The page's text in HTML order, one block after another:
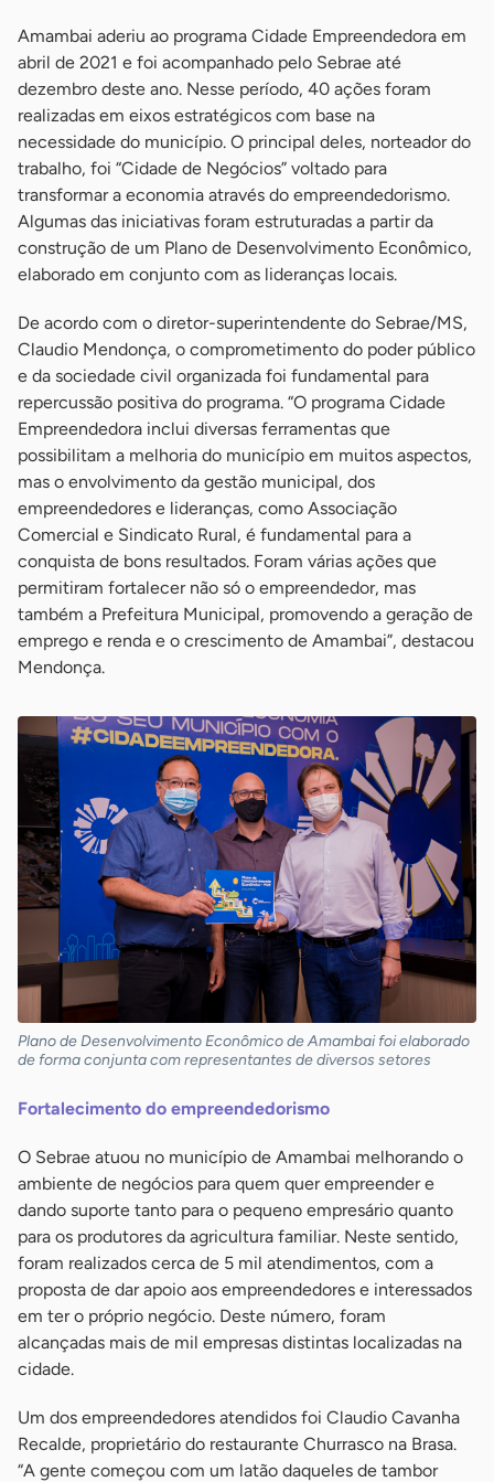
Amambai aderiu ao programa Cidade Empreendedora em
abril de 2021 e foi acompanhado pelo Sebrae até
dezembro deste ano. Nesse período, 40 ações foram
realizadas em eixos estratégicos com base na
necessidade do município. O principal deles, norteador do
trabalho, foi “Cidade de Negócios” voltado para
transformar a economia através do empreendedorismo.
Algumas das iniciativas foram estruturadas a partir da
construção de um Plano de Desenvolvimento Econômico,
elaborado em conjunto com as lideranças locais.
De acordo com o diretor-superintendente do Sebrae/MS,
Claudio Mendonça, o comprometimento do poder público
e da sociedade civil organizada foi fundamental para
repercussão positiva do programa. “O programa Cidade
Empreendedora inclui diversas ferramentas que
possibilitam a melhoria do município em muitos aspectos,
mas o envolvimento da gestão municipal, dos
empreendedores e lideranças, como Associação
Comercial e Sindicato Rural, é fundamental para a
conquista de bons resultados. Foram várias ações que
permitiram fortalecer não só o empreendedor, mas
também a Prefeitura Municipal, promovendo a geração de
emprego e renda e o crescimento de Amambai”, destacou
Mendonça.
Plano de Desenvolvimento Econômico de Amambai foi elaborado
de forma conjunta com representantes de diversos setores
Fortalecimento do empreendedorismo
O Sebrae atuou no município de Amambai melhorando o
ambiente de negócios para quem quer empreender e
dando suporte tanto para o pequeno empresário quanto
para os produtores da agricultura familiar. Neste sentido,
foram realizados cerca de 5 mil atendimentos, com a
proposta de dar apoio aos empreendedores e interessados
em ter o próprio negócio. Deste número, foram
alcançadas mais de mil empresas distintas localizadas na
cidade.
Um dos empreendedores atendidos foi Claudio Cavanha
Recalde, proprietário do restaurante Churrasco na Brasa.
“A gente começou com um latão daqueles de tambor